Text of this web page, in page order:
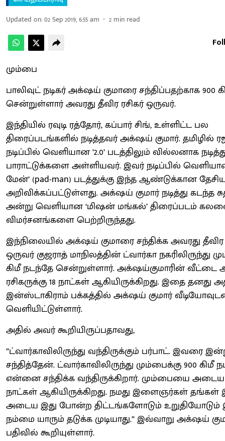
Updated on:02 Sep 2019, 6:55 am 2 min read
மும்பை
பாலிவுட் நடிகர் அக்‌ஷய் குமாரை சந்திப்பதற்காக 900
சென்றுள்ளார் அவரது தீவிர ரசிகர் ஒருவர்.
இந்தியில் ரவுடி ரத்தோர், கப்பார் சிங், உள்ளிட்ட பல
திரைப்படங்களில் நடித்தவர் அக்‌ஷய் குமார். தமிழில்
நடிப்பில் வெளியான ’2.0’ படத்திலும் வில்லனாக
பாராட்டுக்களை அள்ளியவர். இவர் நடிப்பில்
மேன்’ (pad-man) படத்துக்கு இந்த ஆண்டுக்கான தேசிய
அறிவிக்கப்பட்டுள்ளது. அக்‌ஷய் குமார் நடித்து கடந்த
அன்று வெளியான ‘மிஷன் மங்கல்’ திரைப்படம்
விமர்சனங்களை பெற்றிருந்தது.
இந்நிலையில் அக்‌ஷய் குமாரை சந்திக்க அவரது தீவிர
ஒருவர் குஜராத் மாநிலத்தின் ட்வார்கா நகரிலிருந்து
கிமீ நடந்தே சென்றுள்ளார். அக்‌ஷய்குமாரின்
ரசிகருக்கு 18 நாட்கள் ஆகியிருக்கிறது. இதை தனது
இன்ஸ்டாகிராம் பக்கத்தில் அக்‌ஷய் குமார்
வெளியிட்டுள்ளார்.
அதில் அவர் கூறியிருப்பதாவது,
”ட்வார்காவிலிருந்து வந்திருக்கும் பர்பாட். இவரை
சந்தித்தேன். ட்வார்காவிலிருந்து மும்பைக்கு 900 கிமீ
என்னை சந்திக்க வந்திருக்கிறார். மும்பையை அடைய
நாட்கள் ஆகியிருக்கிறது. நமது இளைஞர்கள்
அடைய இது போன்ற திட்டங்களோடும் உறுதியோடும்
நம்மை யாரும் தடுக்க முடியாது.” இவ்வாறு அக்‌ஷய்
பதிவில் கூறியுள்ளார்.